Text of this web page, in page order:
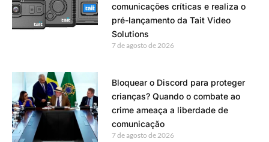
comunicações críticas e realiza o
pré-lançamento da Tait Video
Solutions
7 de agosto de 2026
Bloquear o Discord para proteger
crianças? Quando o combate ao
crime ameaça a liberdade de
comunicação
7 de agosto de 2026